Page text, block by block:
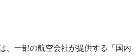
、一部の航空会社が提供する「国内